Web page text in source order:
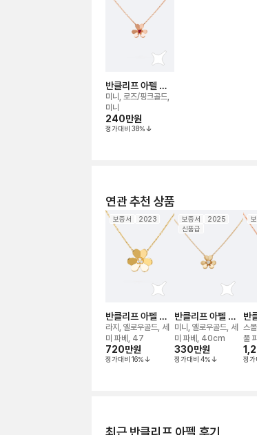
반클리프 아펠 프
리볼 네크리스
미니, 로즈/핑크골드,
미니
240만원
정가대비 38%
연관 추천 상품
보증서 2023
반클리프 아펠 프
리볼 네크리스
라지, 옐로우골드, 세
미 파베, 47
720만원
정가대비 16%
보증서
2025
신품급
반클리프 아펠 프
리볼 네크리스
미니, 옐로우골드, 세
미 파베, 40cm
330만원
정가대비 4%
반
리
스
풀
정가
최근 반클리프 아펠 후기